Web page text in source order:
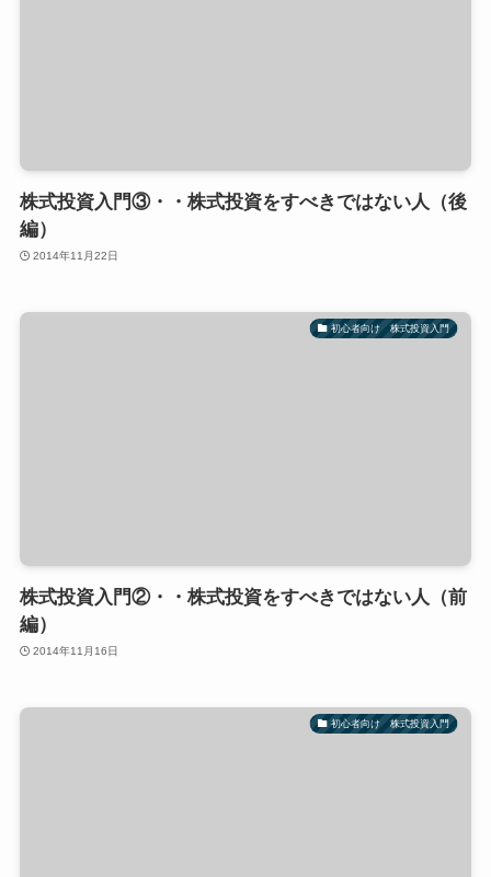
株式投資入門③・・株式投資をすべきではない人（後
編）
2014年11月22日
初心者向け 株式投資入門
株式投資入門②・・株式投資をすべきではない人（前
編）
2014年11月16日
初心者向け 株式投資入門